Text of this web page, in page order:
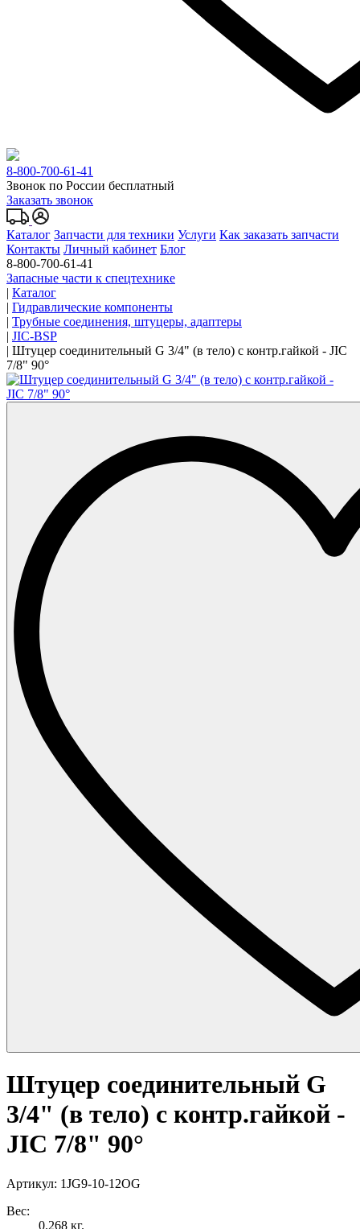
8-800-700-61-41
Звонок по России бесплатный
Заказать звонок
Каталог Запчасти для техники Услуги Как заказать запчасти
Контакты Личный кабинет Блог
8-800-700-61-41
Запасные части к спецтехнике
| Каталог
| Гидравлические компоненты
| Трубные соединения, штуцеры, адаптеры
| JIC-BSP
| Штуцер соединительный G 3/4" (в тело) с контр.гайкой - JIC
7/8" 90°
Штуцер соединительный G
3/4" (в тело) с контр.гайкой -
JIC 7/8" 90°
Артикул: 1JG9-10-12OG
Вес:
0.268 кг.